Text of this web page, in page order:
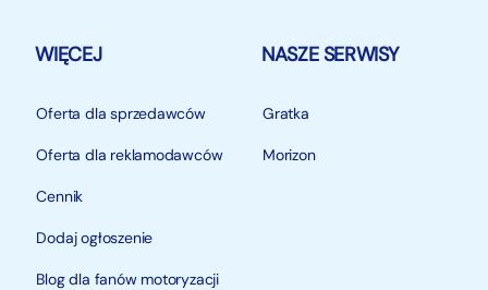
WIĘCEJ
Oferta dla sprzedawców
Oferta dla reklamodawców
Cennik
Dodaj ogłoszenie
Blog dla fanów motoryzacji
NASZE SERWISY
Gratka
Morizon